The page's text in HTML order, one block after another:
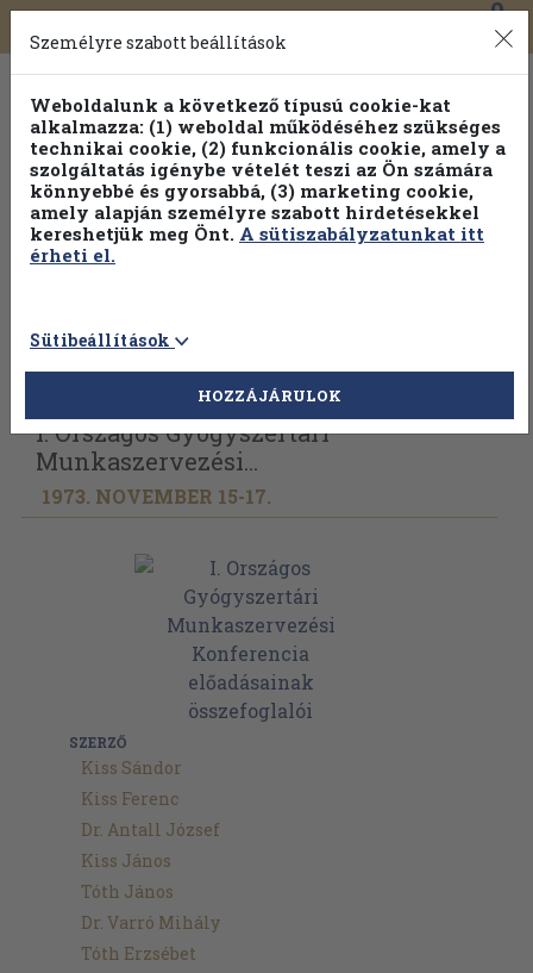
Toggle
navigation
0
Válogasson több mint 30 000 kötet közül
Hobbi témakörökben20% kedvezménnyel!
Vissza az előző oldalra Válasszon példányt
I. Országos Gyógyszertári
Munkaszervezési...
1973. NOVEMBER 15-17.
SZERZŐ
Kiss Sándor
Kiss Ferenc
Dr. Antall József
Kiss János
Tóth János
Dr. Varró Mihály
Tóth Erzsébet
Személyre szabott beállítások
Weboldalunk a következő típusú cookie-kat
alkalmazza: (1) weboldal működéséhez szükséges
technikai cookie, (2) funkcionális cookie, amely a
szolgáltatás igénybe vételét teszi az Ön számára
könnyebbé és gyorsabbá, (3) marketing cookie,
amely alapján személyre szabott hirdetésekkel
kereshetjük meg Önt. A sütiszabályzatunkat itt
érheti el.
Sütibeállítások
HOZZÁJÁRULOK